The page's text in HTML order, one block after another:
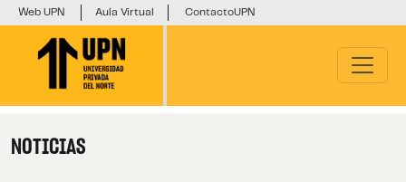
Web UPN Aula Virtual ContactoUPN
NOTICIAS